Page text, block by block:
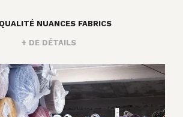
NUANCES FABRICS
+ DE DÉTAILS